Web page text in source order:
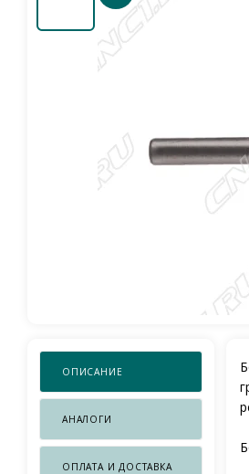
ОПИСАНИЕ
АНАЛОГИ
ОПЛАТА И ДОСТАВКА